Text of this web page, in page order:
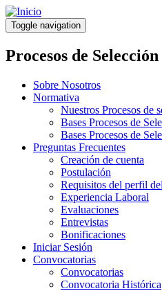
Pasar
al
contenido
principal
Toggle navigation
Procesos de Selección
Sobre Nosotros
Normativa
Nuestros Procesos de
Bases Procesos de
Bases Procesos de
Preguntas Frecuentes
Creación de cuenta
Postulación
Requisitos del perfil
Experiencia Laboral
Evaluaciones
Entrevistas
Bonificaciones
Iniciar Sesión
Convocatorias
Convocatorias
Convocatoria Histórica